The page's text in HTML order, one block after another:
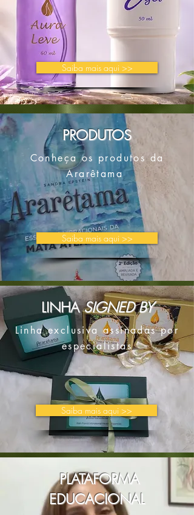
Saiba mais aqui >>
PRODUTOS
Conheça os produtos da
Ararêtama
Saiba mais aqui >>
LINHASIGNED BY
Linha exclusiva assinadas por
especialistas
Saiba mais aqui >>
PLATAFORMA
EDUCACIONAL